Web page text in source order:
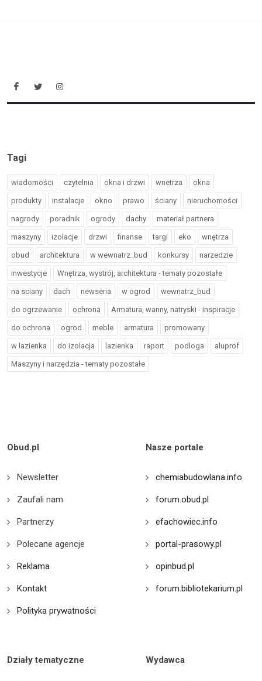
Tagi
wiadomości czytelnia okna i drzwi wnetrza okna
produkty instalacje okno prawo ściany nieruchomości
nagrody poradnik ogrody dachy materiał partnera
maszyny izolacje drzwi finanse targi eko wnętrza
obud architektura w wewnatrz_bud konkursy narzedzie
inwestycje Wnętrza, wystrój, architektura - tematy pozostałe
na sciany dach newseria w ogrod wewnatrz_bud
do ogrzewanie ochrona Armatura, wanny, natryski - inspiracje
do ochrona ogrod meble armatura promowany
w lazienka do izolacja lazienka raport podloga aluprof
Maszyny i narzędzia - tematy pozostałe
Obud.pl
Newsletter
Zaufali nam
Partnerzy
Polecane agencje
Reklama
Kontakt
Polityka prywatności
Nasze portale
chemiabudowlana.info
forum.obud.pl
efachowiec.info
portal-prasowy.pl
opinbud.pl
forum.bibliotekarium.pl
Działy tematyczne Wydawca